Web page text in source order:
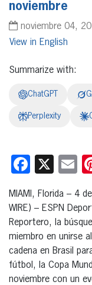
noviembre
noviembre 04,
English
Summarize with:
ChatGPT
Perplexity
X
MIAMI, Florida – 4
WIRE) – ESPN
Reportero, la
miembro en unirse
cadena en Brasil
fútbol, la Copa
noviembre con un